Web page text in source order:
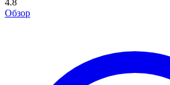
4.8
Обзор